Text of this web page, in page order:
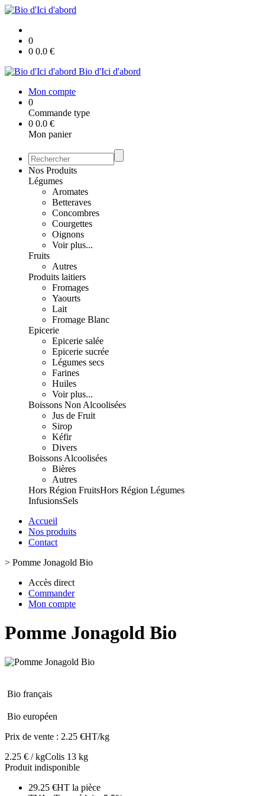
0
0 0.0 €
Bio d'Ici d'abord
Mon compte
0
Commande type
0 0.0 €
Mon panier
Nos Produits
Légumes
Aromates
Betteraves
Concombres
Courgettes
Oignons
Voir plus...
Fruits
Autres
Produits laitiers
Fromages
Yaourts
Lait
Fromage Blanc
Epicerie
Epicerie salée
Epicerie sucrée
Légumes secs
Farines
Huiles
Voir plus...
Boissons Non Alcoolisées
Jus de Fruit
Sirop
Kéfir
Divers
Boissons Alcoolisées
Bières
Autres
Hors Région FruitsHors Région Légumes
InfusionsSels
Accueil
Nos produits
Contact
> Pomme Jonagold Bio
Accès direct
Commander
Mon compte
Pomme Jonagold Bio
Bio français
Bio européen
Prix de vente : 2.25 €HT/kg
2.25 € / kgColis 13 kg
Produit indisponible
29.25 €HT la pièce